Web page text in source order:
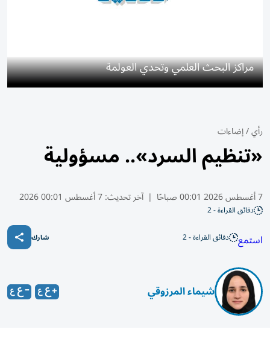
مراكز البحث العلمي وتحدي العولمة
رأي/إضاءات
«تنظيم السرد».. مسؤولية
7 أغسطس 2026 00:01 صباحًا | آخر تحديث:7 أغسطس 00:01 2026
دقائق القراءة - 2
استمع دقائق القراءة - 2 شارك
شيماء المرزوقي